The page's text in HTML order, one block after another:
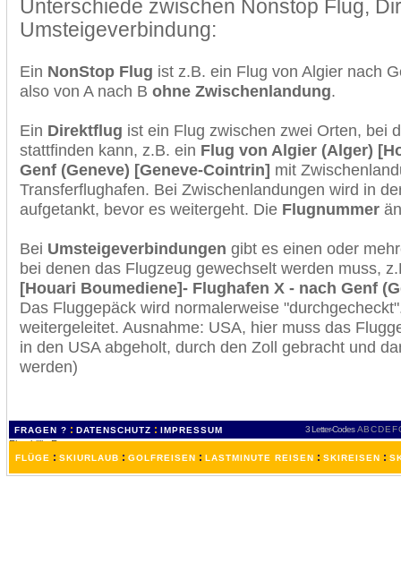
Unterschiede zwischen Nonstop Flug,
Umsteigeverbindung:
Ein NonStop Flug ist z.B. ein Flug von Algier nach
also von A nach B ohne Zwischenlandung.
Ein Direktflug ist ein Flug zwischen zwei Orten, bei
stattfinden kann, z.B. ein Flug von Algier (Alger)
Genf (Geneve) [Geneve-Cointrin] mit
Transferflughafen. Bei Zwischenlandungen wird in
aufgetankt, bevor es weitergeht. Die Flugnummer
Bei Umsteigeverbindungen gibt es einen oder
bei denen das Flugzeug gewechselt werden muss,
[Houari Boumediene]- Flughafen X - nach Genf
Das Fluggepäck wird normalerweise
weitergeleitet. Ausnahme: USA, hier muss das
in den USA abgeholt, durch den Zoll gebracht und
werden)
FRAGEN ? : DATENSCHUTZ : IMPRESSUM 3 Letter-Codes ABCDEF
FLÜGE : SKIURLAUB : GOLFREISEN : LASTMINUTE REISEN : SKIREISEN :